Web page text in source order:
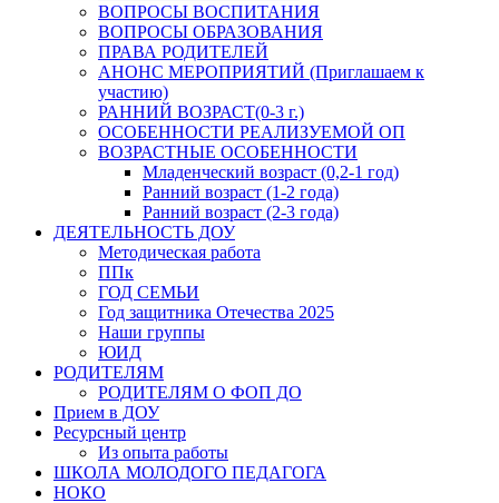
ВОПРОСЫ ВОСПИТАНИЯ
ВОПРОСЫ ОБРАЗОВАНИЯ
ПРАВА РОДИТЕЛЕЙ
АНОНС МЕРОПРИЯТИЙ (Приглашаем к
участию)
РАННИЙ ВОЗРАСТ(0-3 г.)
ОСОБЕННОСТИ РЕАЛИЗУЕМОЙ ОП
ВОЗРАСТНЫЕ ОСОБЕННОСТИ
Младенческий возраст (0,2-1 год)
Ранний возраст (1-2 года)
Ранний возраст (2-3 года)
ДЕЯТЕЛЬНОСТЬ ДОУ
Методическая работа
ППк
ГОД СЕМЬИ
Год защитника Отечества 2025
Наши группы
ЮИД
РОДИТЕЛЯМ
РОДИТЕЛЯМ О ФОП ДО
Прием в ДОУ
Ресурсный центр
Из опыта работы
ШКОЛА МОЛОДОГО ПЕДАГОГА
НОКО